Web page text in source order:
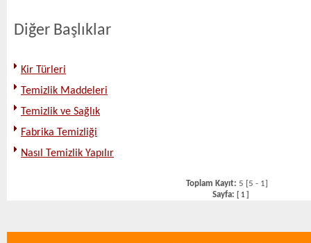
Diğer Başlıklar
Kir Türleri
Temizlik Maddeleri
Temizlik ve Sağlık
Fabrika Temizliği
Nasıl Temizlik Yapılır
Toplam Kayıt: 5 [5 - 1]
Sayfa:
1